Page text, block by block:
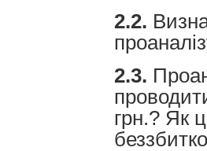
2.2.
2.3.
грн.? Як